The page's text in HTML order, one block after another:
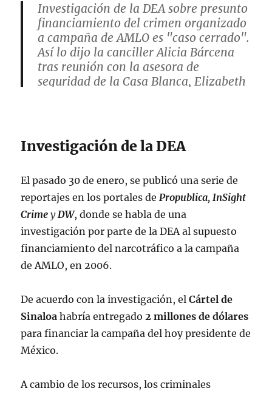
Investigación de la DEA sobre presunto
financiamiento del crimen organizado
a campaña de AMLO es "caso cerrado".
Así lo dijo la canciller Alicia Bárcena
tras reunión con la asesora de
seguridad de la Casa Blanca, Elizabeth
— Monica Garza (@monicagarzag)
February 7, 2024
Investigación de la DEA
El pasado 30 de enero, se publicó una serie de
reportajes en los portales de Propublica, InSight
CrimeyDW, donde se habla de una
investigación por parte de la DEA al supuesto
financiamiento del narcotráfico a la campaña
de AMLO, en 2006.
De acuerdo con la investigación, elCártel de
Sinaloa habría entregado 2 millones de dólares
para financiar la campaña del hoy presidente de
México.
A cambio de los recursos, los criminales